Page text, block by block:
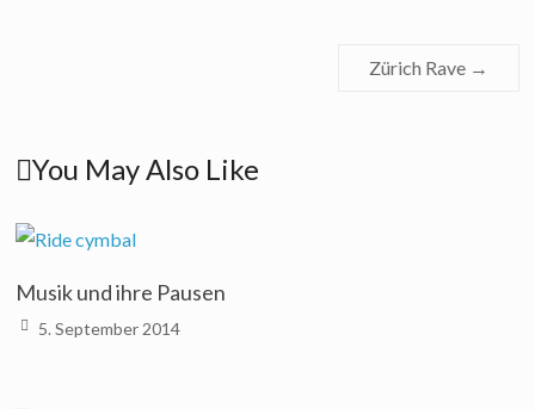
Zürich Rave →
You May Also Like
Musik und ihre Pausen
5. September 2014